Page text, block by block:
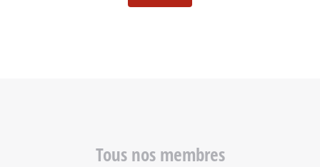
Tous nos membres